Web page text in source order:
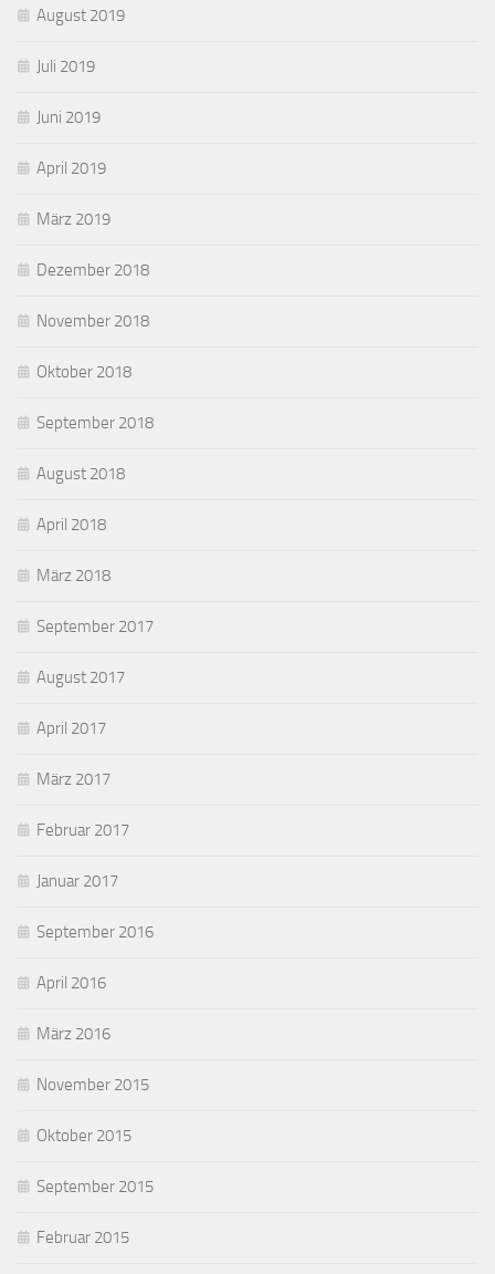
August 2019
Juli 2019
Juni 2019
April 2019
März 2019
Dezember 2018
November 2018
Oktober 2018
September 2018
August 2018
April 2018
März 2018
September 2017
August 2017
April 2017
März 2017
Februar 2017
Januar 2017
September 2016
April 2016
März 2016
November 2015
Oktober 2015
September 2015
Februar 2015